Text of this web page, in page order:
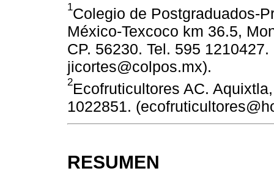
1Colegio de Postgraduados-
México-Texcoco km 36.5,
CP. 56230. Tel. 595
jicortes@colpos.mx).
2Ecofruticultores AC.
1022851.
RESUMEN